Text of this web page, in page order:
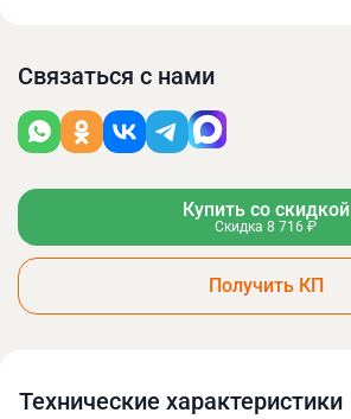
Связаться с нами
Купить со скидкой
Скидка 8 716 ₽
Получить КП
Технические xарактеристики